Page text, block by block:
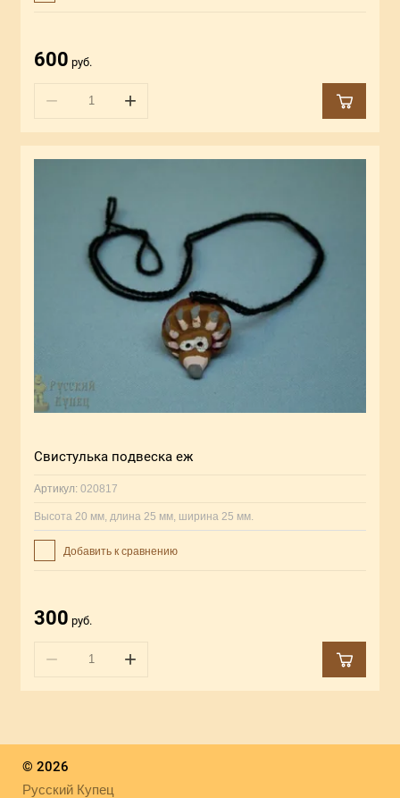
600 руб.
− +
Свистулька подвеска еж
Артикул: 020817
Высота 20 мм, длина 25 мм, ширина 25 мм.
Добавить к сравнению
300 руб.
− +
© 2026
Русский Купец